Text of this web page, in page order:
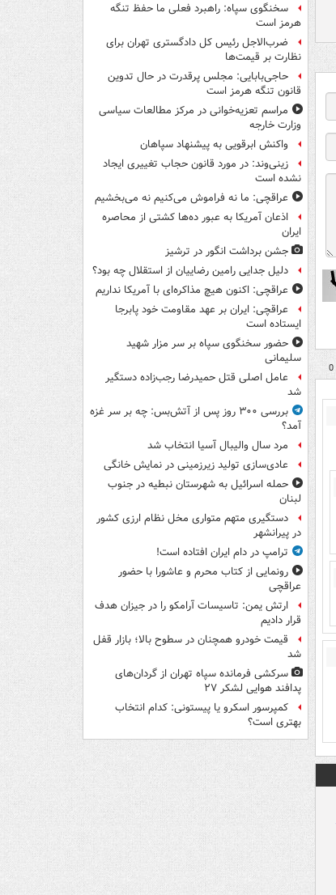
سخنگوی سپاه: راهبرد فعلی ما حفظ تنگه
هرمز است
ضرب‌الاجل رئیس کل دادگستری تهران برای
نظارت بر قیمت‌ها
حاجی‌بابایی: مجلس پرقدرت در حال تدوین
قانون تنگه هرمز است
مراسم تعزیه‌خوانی در مرکز مطالعات سیاسی
وزارت خارجه
واکنش ابرقویی به پیشنهاد سپاهان
زینی‌وند: در مورد قانون حجاب تغییری ایجاد
نشده است
عراقچی: ما نه فراموش می‌کنیم نه می‌بخشیم
اذعان آمریکا به عبور ده‌ها کشتی از محاصره
ایران
جشن برداشت انگور در ترشیز
دلیل جدایی رامین رضاییان از استقلال چه بود؟
عراقچی: اکنون هیچ مذاکره‌ای با آمریکا نداریم
عراقچی: ایران بر عهد مقاومت خود پابرجا
ایستاده است
حضور سخنگوی سپاه بر سر مزار شهید
سلیمانی
عامل اصلی قتل حمیدرضا رجب‌زاده دستگیر
شد
بررسی ۳۰۰ روز پس از آتش‌بس: چه بر سر غزه
آمد؟
مرد سال والیبال آسیا انتخاب شد
عادی‌سازی تولید زیرزمینی در نمایش خانگی
حمله اسرائیل به شهرستان نبطیه در جنوب
لبنان
دستگیری متهم متواری مخل نظام ارزی کشور
در پیرانشهر
ترامپ در دام ایران افتاده است!
رونمایی از کتاب محرم و عاشورا با حضور
عراقچی
ارتش یمن: تاسیسات آرامکو را در جیزان هدف
قرار دادیم
قیمت خودرو همچنان در سطوح بالا؛ بازار قفل
شد
سرکشی فرمانده سپاه تهران از گردان‌های
پدافند هوایی لشکر ۲۷
کمپرسور اسکرو یا پیستونی: کدام انتخاب
بهتری است؟